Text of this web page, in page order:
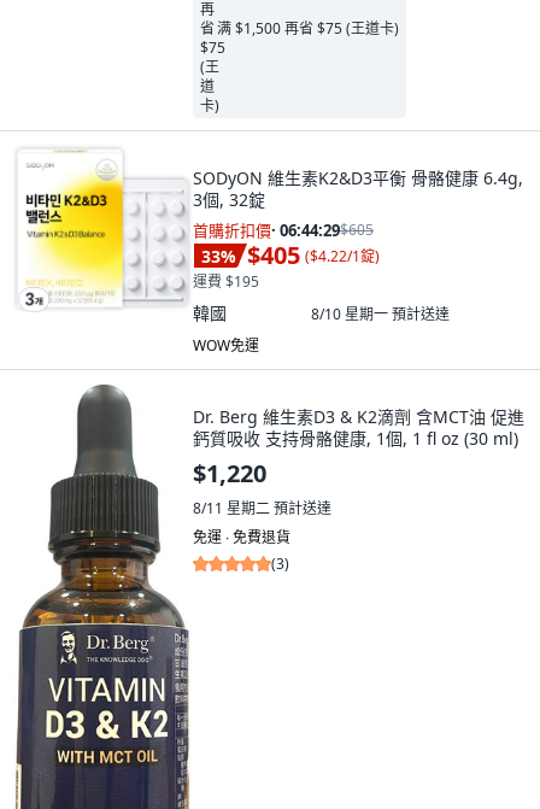
满 $1,500 再省 $75 (王道卡)
SODyON 維生素K2&D3平衡 骨骼健康 6.4g,
3個, 32錠
首購折扣價· 06:44:28$605
33% $405 ($4.22/1錠)
運費 $195
韓國 8/10 星期一預計送達
WOW免運
Dr. Berg 維生素D3 & K2滴劑 含MCT油 促進
鈣質吸收 支持骨骼健康, 1個, 1 fl oz (30 ml)
$1,220
8/11 星期二預計送達
免運 ∙ 免費退貨
(3)